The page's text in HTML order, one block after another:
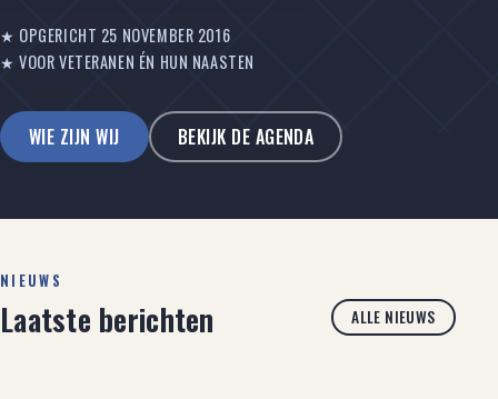
★ OPGERICHT 25 NOVEMBER 2016
★ VOOR VETERANEN ÉN HUN NAASTEN
WIE ZIJN WIJ BEKIJK DE AGENDA
NIEUWS
Laatste berichten ALLE NIEUWS